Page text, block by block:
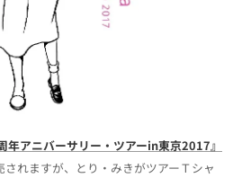
年アニバーサリー・ツアーin東京2017』
されますが、とり・みきがツアーＴシャ